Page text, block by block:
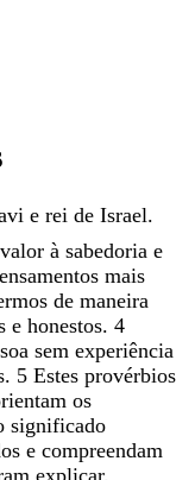
e rei de Israel.
valor à sabedoria e
mais
de maneira
e honestos. 4
sem experiência
. 5 Estes provérbios
os
significado
e compreendam
explicar.